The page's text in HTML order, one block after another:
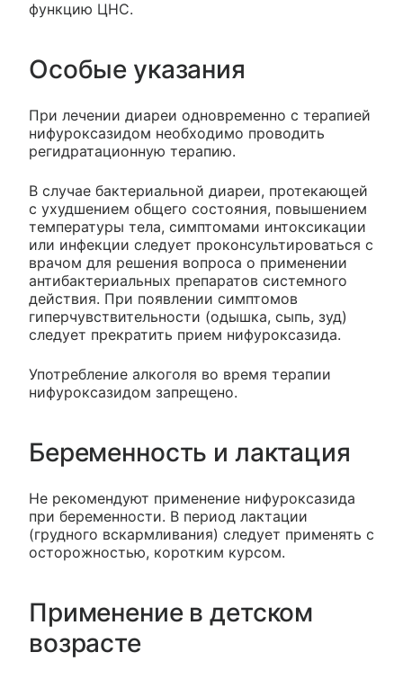
функцию ЦНС.
Особые указания
При лечении диареи одновременно с терапией
нифуроксазидом необходимо проводить
регидратационную терапию.
В случае бактериальной диареи, протекающей
с ухудшением общего состояния, повышением
температуры тела, симптомами интоксикации
или инфекции следует проконсультироваться с
врачом для решения вопроса о применении
антибактериальных препаратов системного
действия. При появлении симптомов
гиперчувствительности (одышка, сыпь, зуд)
следует прекратить прием нифуроксазида.
Употребление алкоголя во время терапии
нифуроксазидом запрещено.
Беременность и лактация
Не рекомендуют применение нифуроксазида
при беременности. В период лактации
(грудного вскармливания) следует применять с
осторожностью, коротким курсом.
Применение в детском
возрасте